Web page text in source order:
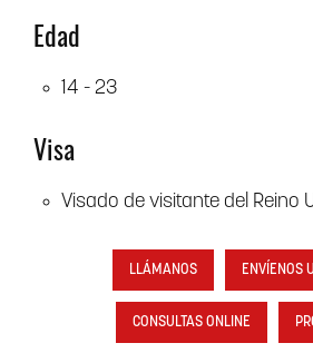
Edad
14 - 23
Visa
Visado de visitante del Reino
LLÁMANOS ENVÍENOS
CONSULTAS ONLINE